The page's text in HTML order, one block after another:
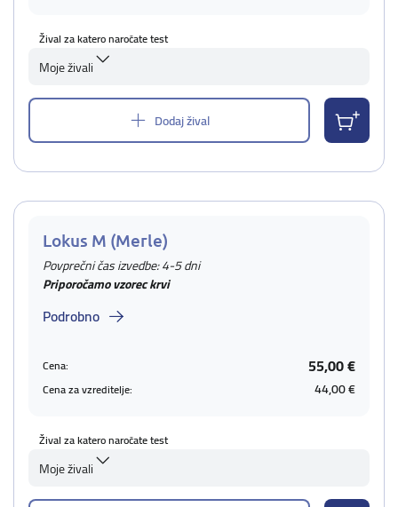
Žival za katero naročate test
Moje živali
Dodaj žival
Lokus M (Merle)
Povprečni čas izvedbe: 4-5 dni
Priporočamo vzorec krvi
Podrobno
Cena: 55,00 €
Cena za vzreditelje: 44,00 €
Žival za katero naročate test
Moje živali